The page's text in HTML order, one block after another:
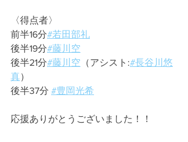
〈得点者〉
前半16分#若田部礼
後半19分#藤川空
後半21分#藤川空 （アシスト:#長谷川悠
真）
後半37分 #豊岡光希
応援ありがとうございました！！